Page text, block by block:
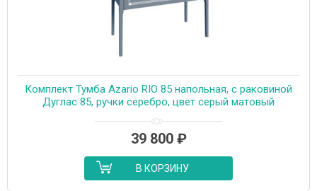
Комплект Тумба Azario RIO 85 напольная, с раковиной
Дуглас 85, ручки серебро, цвет серый матовый
39 800 ₽
В КОРЗИНУ